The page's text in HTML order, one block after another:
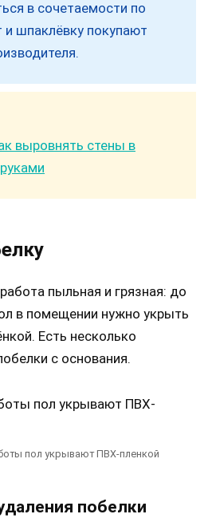
в сочетаемости по
и шпаклёвку покупают
выровнять стены в
пыльная и грязная: до
в помещении нужно укрыть
Есть несколько
с основания.
пол укрывают ПВХ-пленкой
побелки